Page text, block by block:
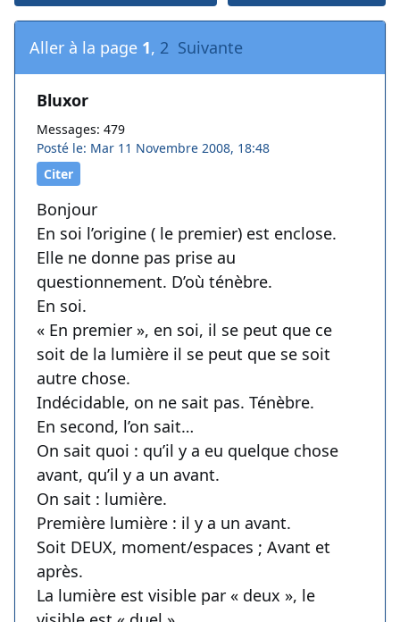
Aller à la page 1, 2 Suivante
Bluxor
Messages: 479
Posté le: Mar 11 Novembre 2008, 18:48
Citer
Bonjour
En soi l’origine ( le premier) est enclose.
Elle ne donne pas prise au
questionnement. D’où ténèbre.
En soi.
« En premier », en soi, il se peut que ce
soit de la lumière il se peut que se soit
autre chose.
Indécidable, on ne sait pas. Ténèbre.
En second, l’on sait…
On sait quoi : qu’il y a eu quelque chose
avant, qu’il y a un avant.
On sait : lumière.
Première lumière : il y a un avant.
Soit DEUX, moment/espaces ; Avant et
après.
La lumière est visible par « deux », le